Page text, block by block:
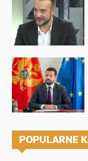
POPULARNE